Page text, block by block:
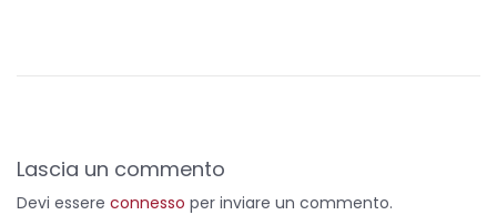
Lascia un commento
Devi essere connesso per inviare un commento.